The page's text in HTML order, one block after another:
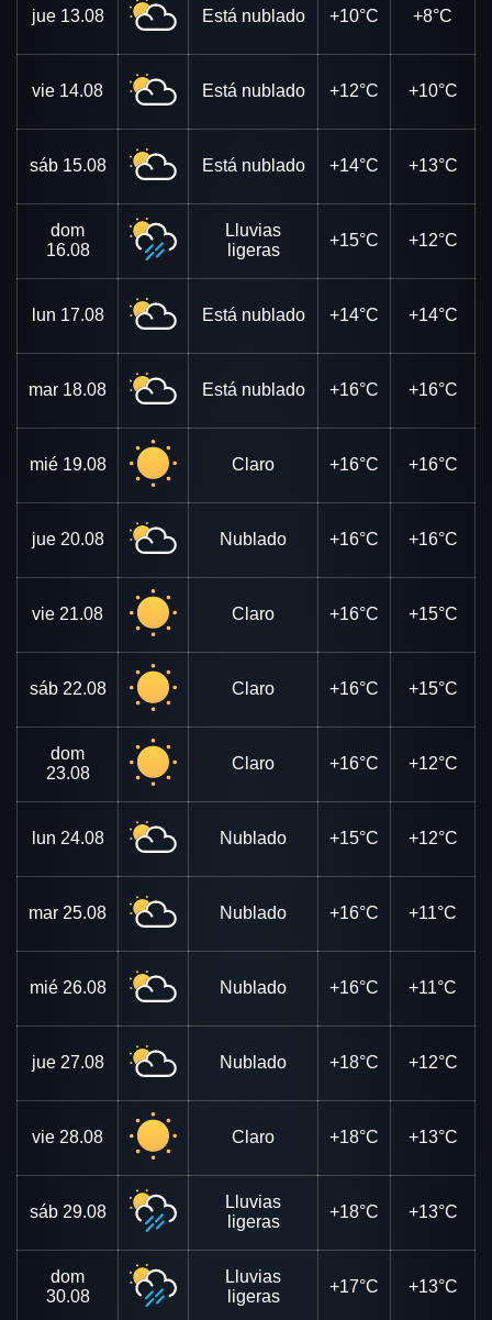
jue 13.08 Está nublado +10°C +8°C
vie 14.08 Está nublado +12°C +10°C
sáb 15.08 Está nublado +14°C +13°C
dom
16.08
Lluvias
ligeras
+15°C +12°C
lun 17.08 Está nublado +14°C +14°C
mar 18.08 Está nublado +16°C +16°C
mié 19.08 Claro +16°C +16°C
jue 20.08 Nublado +16°C +16°C
vie 21.08 Claro +16°C +15°C
sáb 22.08 Claro +16°C +15°C
dom
23.08
Claro +16°C +12°C
lun 24.08 Nublado +15°C +12°C
mar 25.08 Nublado +16°C +11°C
mié 26.08 Nublado +16°C +11°C
jue 27.08 Nublado +18°C +12°C
vie 28.08 Claro +18°C +13°C
sáb 29.08
Lluvias
ligeras
+18°C +13°C
dom
30.08
Lluvias
ligeras
+17°C +13°C